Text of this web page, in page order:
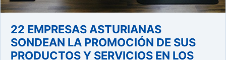
22 EMPRESAS ASTURIANAS
SONDEAN LA PROMOCIÓN DE SUS
PRODUCTOS Y SERVICIOS EN LOS